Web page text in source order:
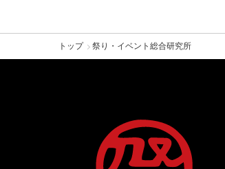
トップ 祭り・イベント総合研究所